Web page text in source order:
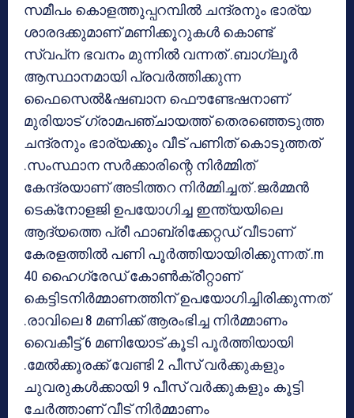
സമീപം കൊളത്തുപ്പറമ്പില്‍ ചന്ദ്രനും ഭാര്യ
ശാരദക്കുമാണ് മണിക്കൂറുകള്‍ കൊണ്ട്
സ്വപ്‌ന ഭവനം മുന്നില്‍ വന്നത് .ബാഗ്ലൂര്‍
ആസ്ഥാനമായി പ്രവര്‍ത്തിക്കുന്ന
ഫൈസെല്‍&ഷബാന ഫൌണ്ടേഷനാണ്
മുരിയാട് ഗ്രാമപഞ്ചായത്ത് തെരഞ്ഞെടുത്ത
ചന്ദ്രനും ഭാര്യക്കും വീട് പണിത് കൊടുത്തത്
.സംസ്ഥാന സര്‍ക്കാരിന്റെ നിര്‍മ്മിത്
കേന്ദ്രയാണ് അടിത്തറ നിര്‍മ്മിച്ചത് .ജര്‍മ്മന്‍
ടെക്‌നോളജി ഉപയോഗിച്ച ഇന്ത്യയിലെ
ആദ്യത്തെ പ്രീ ഫാബ്രിക്കേറ്റഡ് വീടാണ്
കേരളത്തില്‍ പണി പൂര്‍ത്തിയായിരിക്കുന്നത് .m
40 ഹൈഗ്രേഡ് കോണ്‍ക്രീറ്റാണ്
കെട്ടിടനിര്‍മ്മാണത്തിന് ഉപയോഗിച്ചിരിക്കുന്നത്
.രാവിലെ 8 മണിക്ക് ആരംഭിച്ച നിര്‍മ്മാണം
വൈകീട്ട് 6 മണിയോട് കൂടി പൂര്‍ത്തിയായി
.മേല്‍ക്കൂരക്ക് വേണ്ടി 2 പീസ് വര്‍ക്കുകളും
ചുവരുകള്‍ക്കായി 9 പീസ് വര്‍ക്കുകളും കൂട്ടി
ചേര്‍ത്താണ് വീട് നിര്‍മ്മാണം